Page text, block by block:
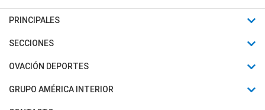
PRINCIPALES
Últimas Noticias
Política
SECCIONES
Horóscopo
Motores
OVACIÓN DEPORTES
Fútbol
Mundial
GRUPO AMÉRICA INTERIOR